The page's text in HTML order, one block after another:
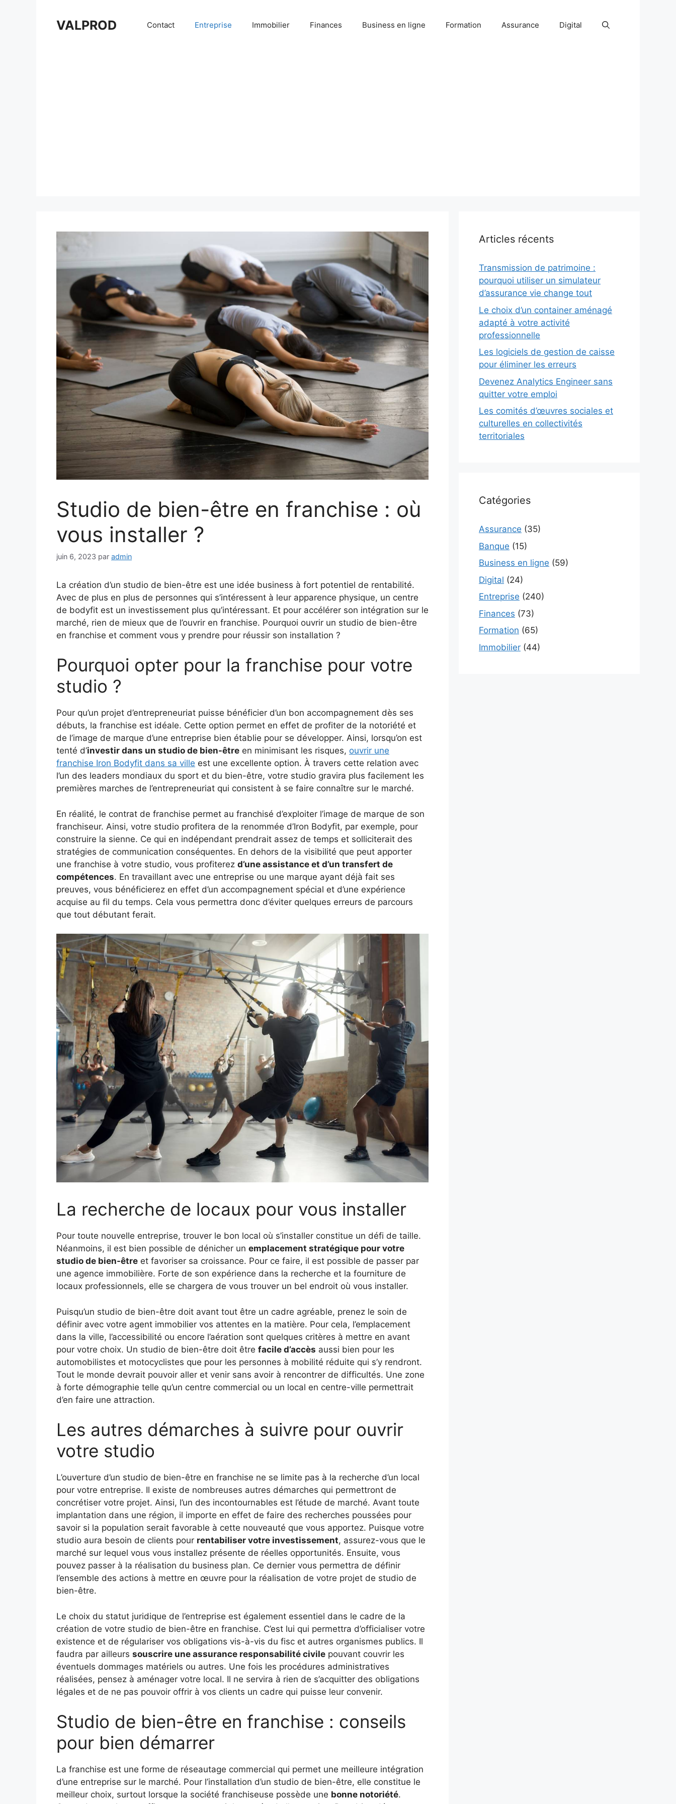
VALPROD Contact Entreprise Immobilier Finances Business en ligne Formation Assurance Digital
Studio de bien-être en franchise : où
vous installer ?
juin 6, 2023 par admin
La création d’un studio de bien-être est une idée business à fort potentiel de rentabilité.
Avec de plus en plus de personnes qui s’intéressent à leur apparence physique, un centre
de bodyfit est un investissement plus qu’intéressant. Et pour accélérer son intégration sur le
marché, rien de mieux que de l’ouvrir en franchise. Pourquoi ouvrir un studio de bien-être
en franchise et comment vous y prendre pour réussir son installation ?
Pourquoi opter pour la franchise pour votre
studio ?
Pour qu’un projet d’entrepreneuriat puisse bénéficier d’un bon accompagnement dès ses
débuts, la franchise est idéale. Cette option permet en effet de profiter de la notoriété et
de l’image de marque d’une entreprise bien établie pour se développer. Ainsi, lorsqu’on est
tenté d’investir dans un studio de bien-être en minimisant les risques, ouvrir une
franchise Iron Bodyfit dans sa ville est une excellente option. À travers cette relation avec
l’un des leaders mondiaux du sport et du bien-être, votre studio gravira plus facilement les
premières marches de l’entrepreneuriat qui consistent à se faire connaître sur le marché.
En réalité, le contrat de franchise permet au franchisé d’exploiter l’image de marque de son
franchiseur. Ainsi, votre studio profitera de la renommée d’Iron Bodyfit, par exemple, pour
construire la sienne. Ce qui en indépendant prendrait assez de temps et solliciterait des
stratégies de communication conséquentes. En dehors de la visibilité que peut apporter
une franchise à votre studio, vous profiterez d’une assistance et d’un transfert de
compétences. En travaillant avec une entreprise ou une marque ayant déjà fait ses
preuves, vous bénéficierez en effet d’un accompagnement spécial et d’une expérience
acquise au fil du temps. Cela vous permettra donc d’éviter quelques erreurs de parcours
que tout débutant ferait.
La recherche de locaux pour vous installer
Pour toute nouvelle entreprise, trouver le bon local où s’installer constitue un défi de taille.
Néanmoins, il est bien possible de dénicher un emplacement stratégique pour votre
studio de bien-être et favoriser sa croissance. Pour ce faire, il est possible de passer par
une agence immobilière. Forte de son expérience dans la recherche et la fourniture de
locaux professionnels, elle se chargera de vous trouver un bel endroit où vous installer.
Puisqu’un studio de bien-être doit avant tout être un cadre agréable, prenez le soin de
définir avec votre agent immobilier vos attentes en la matière. Pour cela, l’emplacement
dans la ville, l’accessibilité ou encore l’aération sont quelques critères à mettre en avant
pour votre choix. Un studio de bien-être doit être facile d’accès aussi bien pour les
automobilistes et motocyclistes que pour les personnes à mobilité réduite qui s’y rendront.
Tout le monde devrait pouvoir aller et venir sans avoir à rencontrer de difficultés. Une zone
à forte démographie telle qu’un centre commercial ou un local en centre-ville permettrait
d’en faire une attraction.
Les autres démarches à suivre pour ouvrir
votre studio
L’ouverture d’un studio de bien-être en franchise ne se limite pas à la recherche d’un local
pour votre entreprise. Il existe de nombreuses autres démarches qui permettront de
concrétiser votre projet. Ainsi, l’un des incontournables est l’étude de marché. Avant toute
implantation dans une région, il importe en effet de faire des recherches poussées pour
savoir si la population serait favorable à cette nouveauté que vous apportez. Puisque votre
studio aura besoin de clients pour rentabiliser votre investissement, assurez-vous que le
marché sur lequel vous vous installez présente de réelles opportunités. Ensuite, vous
pouvez passer à la réalisation du business plan. Ce dernier vous permettra de définir
l’ensemble des actions à mettre en œuvre pour la réalisation de votre projet de studio de
bien-être.
Le choix du statut juridique de l’entreprise est également essentiel dans le cadre de la
création de votre studio de bien-être en franchise. C’est lui qui permettra d’officialiser votre
existence et de régulariser vos obligations vis-à-vis du fisc et autres organismes publics. Il
faudra par ailleurs souscrire une assurance responsabilité civile pouvant couvrir les
éventuels dommages matériels ou autres. Une fois les procédures administratives
réalisées, pensez à aménager votre local. Il ne servira à rien de s’acquitter des obligations
légales et de ne pas pouvoir offrir à vos clients un cadre qui puisse leur convenir.
Studio de bien-être en franchise : conseils
pour bien démarrer
La franchise est une forme de réseautage commercial qui permet une meilleure intégration
d’une entreprise sur le marché. Pour l’installation d’un studio de bien-être, elle constitue le
meilleur choix, surtout lorsque la société franchiseuse possède une bonne notoriété.
Articles récents
Transmission de patrimoine :
pourquoi utiliser un simulateur
d’assurance vie change tout
Le choix d’un container aménagé
adapté à votre activité
professionnelle
Les logiciels de gestion de caisse
pour éliminer les erreurs
Devenez Analytics Engineer sans
quitter votre emploi
Les comités d’œuvres sociales et
culturelles en collectivités
territoriales
Catégories
Assurance (35)
Banque (15)
Business en ligne (59)
Digital (24)
Entreprise (240)
Finances (73)
Formation (65)
Immobilier (44)